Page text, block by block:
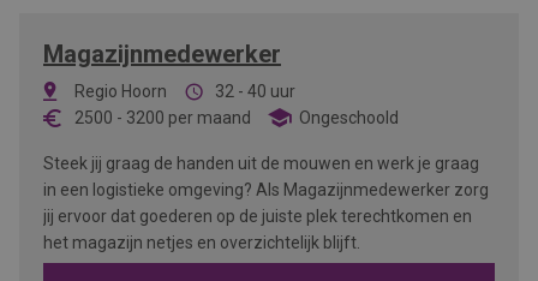
Magazijnmedewerker
Regio Hoorn
32 - 40 uur
2500 - 3200 per maand Ongeschoold
Steek jij graag de handen uit de mouwen en werk je graag
in een logistieke omgeving? Als Magazijnmedewerker zorg
jij ervoor dat goederen op de juiste plek terechtkomen en
het magazijn netjes en overzichtelijk blijft.